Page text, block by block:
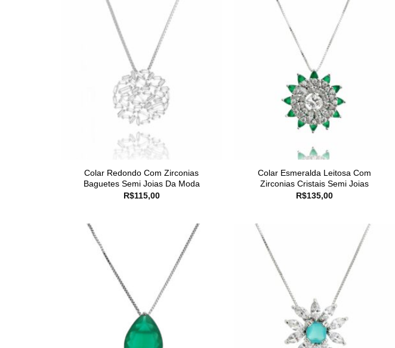
Colar Redondo Com Zirconias
Baguetes Semi Joias Da Moda
R$115,00
Colar Esmeralda Leitosa Com
Zirconias Cristais Semi Joias
R$135,00